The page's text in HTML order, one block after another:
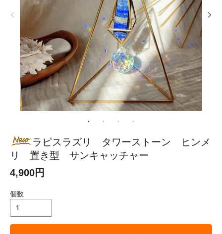
ラピスラズリ タワーストーン ヒンメ
リ 置き型 サンキャッチャー
4,900円
個数